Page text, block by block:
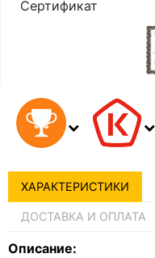
Сертификат
ХАРАКТЕРИСТИКИ
ДОСТАВКА И ОПЛАТА
Описание: